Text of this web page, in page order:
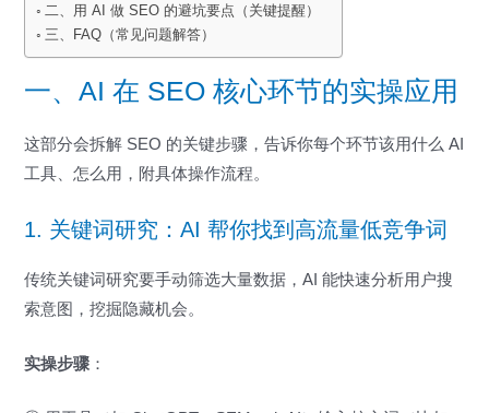
二、用 AI 做 SEO 的避坑要点（关键提醒）
三、FAQ（常见问题解答）
一、AI 在 SEO 核心环节的实操应用
这部分会拆解 SEO 的关键步骤，告诉你每个环节该用什么 AI
工具、怎么用，附具体操作流程。
1. 关键词研究：AI 帮你找到高流量低竞争词
传统关键词研究要手动筛选大量数据，AI 能快速分析用户搜
索意图，挖掘隐藏机会。
实操步骤 ：